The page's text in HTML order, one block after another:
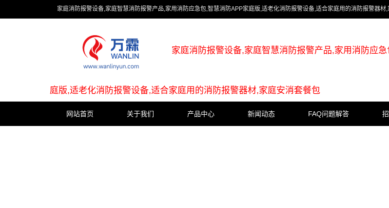
家庭消防报警设备,家庭智慧消防报警产品,家用消防应急包,智慧消防APP家庭版,适老化消防报警设备,适合家庭用的消防报警器材
家庭消防报警设备,家庭智慧消防报警产品,家用消防应
庭版,适老化消防报警设备,适合家庭用的消防报警器材,家庭安消套餐包
网站首页 关于我们 产品中心 新闻动态 FAQ问题解答